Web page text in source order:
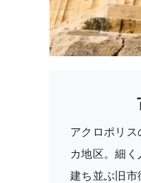
アクロポリ
カ地区。細
建ち並ぶ旧市